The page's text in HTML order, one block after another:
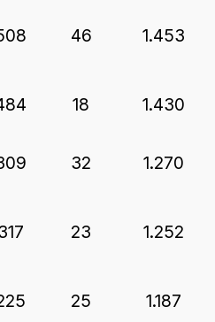
46 1.453
18 1.430
32 1.270
23 1.252
25 1.187